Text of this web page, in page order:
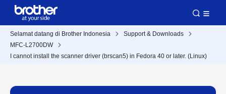
Selamat datang di Brother Indonesia
Support & Downloads
MFC-L2700DW
I cannot install the scanner driver (brscan5) in Fedora 40 or later. (Linux)